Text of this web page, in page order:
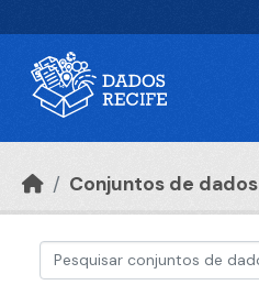
Conjuntos de dados